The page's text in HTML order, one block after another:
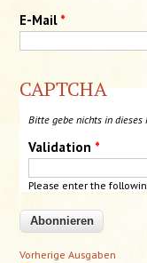
E-Mail *
CAPTCHA
Bitte gebe nichts in dieses
Validation *
Please enter the
Vorherige Ausgaben